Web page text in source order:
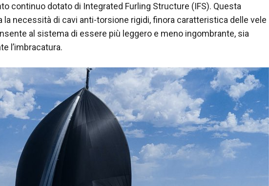
continuo dotato di Integrated Furling Structure (IFS). Questa
necessità di cavi anti-torsione rigidi, finora caratteristica delle vele
al sistema di essere più leggero e meno ingombrante, sia
l’imbracatura.